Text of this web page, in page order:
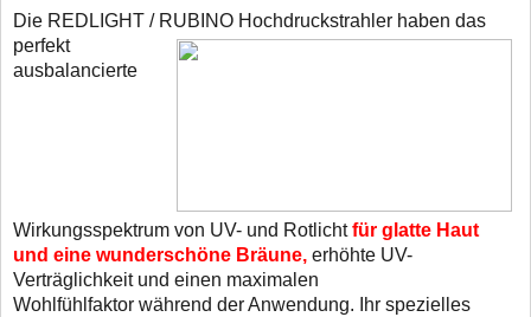
Die REDLIGHT / RUBINO Hochdruckstrahler haben das
perfekt
ausbalancierte
Wirkungsspektrum von UV- und Rotlichtfür glatte Haut
und eine wunderschöne Bräune, erhöhte UV-
Verträglichkeit und einen maximalen
Wohlfühlfaktor während der Anwendung. Ihr spezielles